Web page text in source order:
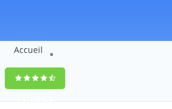
Accueil
9,5(100%)0